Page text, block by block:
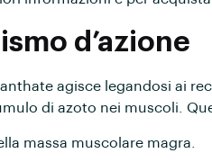
d’azione
agisce legandosi ai
di azoto nei muscoli.
massa muscolare magra.